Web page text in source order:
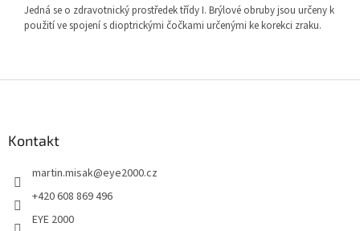
Jedná se o zdravotnický prostředek třídy I. Brýlové obruby jsou určeny k
použití ve spojení s dioptrickými čočkami určenými ke korekci zraku.
Kontakt
martin.misak@eye2000.cz
+420 608 869 496
EYE 2000